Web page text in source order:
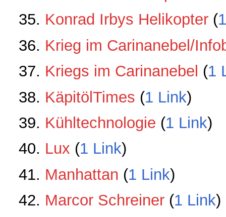
Konrad Irbys Helikopter‏‎ (
Krieg im Carinanebel/
Kriegs im Carinanebel ‏‎ (1
KäpitölTimes ‏‎ (1 Link)
Kühltechnologie ‏‎ (1 Link)
Lux ‏‎ (1 Link)
Manhattan ‏‎ (1 Link)
Marcor Schreiner‏‎ (1 Link)